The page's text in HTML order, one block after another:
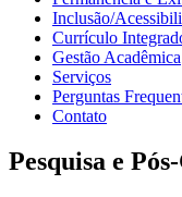
Inclusão/
Currículo
Gestão Acadêmica
Serviços
Perguntas
Contato
Pesquisa e